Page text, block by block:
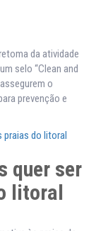
da atividade
selo “Clean and
o
prevenção e
quer ser
litoral